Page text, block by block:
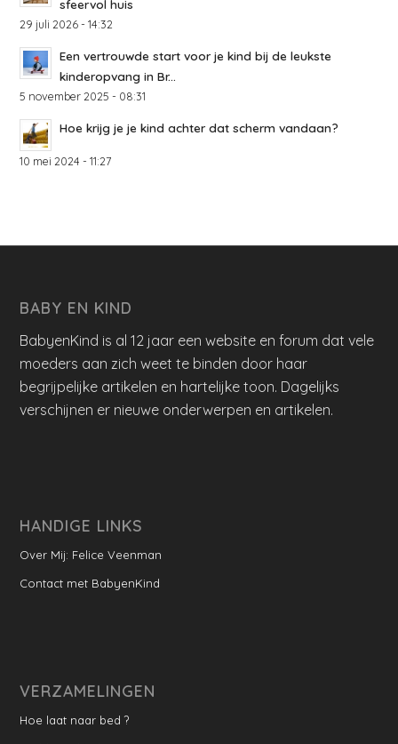
sfeervol huis
29 juli 2026 - 14:32
Een vertrouwde start voor je kind bij de leukste
kinderopvang in Br...
5 november 2025 - 08:31
Hoe krijg je je kind achter dat scherm vandaan?
10 mei 2024 - 11:27
BABY EN KIND
BabyenKind is al 12 jaar een website en forum dat vele
moeders aan zich weet te binden door haar
begrijpelijke artikelen en hartelijke toon. Dagelijks
verschijnen er nieuwe onderwerpen en artikelen.
HANDIGE LINKS
Over Mij: Felice Veenman
Contact met BabyenKind
VERZAMELINGEN
Hoe laat naar bed ?